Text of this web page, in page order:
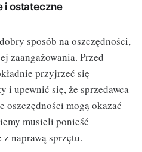
i ostateczne
sposób na oszczędności,
zaangażowania. Przed
przyjrzeć się
i upewnić się, że sprzedawca
oszczędności mogą okazać
musieli ponieść
naprawą sprzętu.